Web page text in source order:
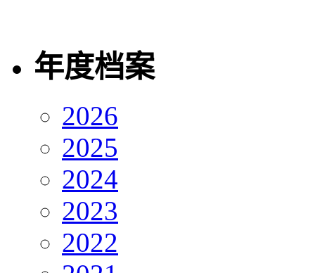
年度档案
2026
2025
2024
2023
2022